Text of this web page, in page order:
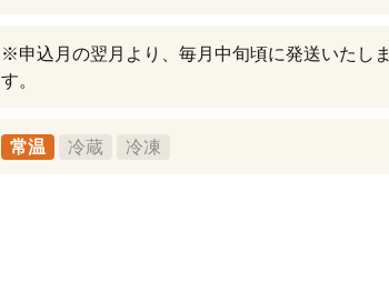
※申込月の翌月より、毎月中旬頃に発送いたしま
す。
常温 冷蔵 冷凍